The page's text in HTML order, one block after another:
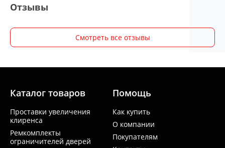
Отзывы
Смотреть все отзывы
Каталог товаров
Проставки увеличения
клиренса
Ремкомплекты
ограничителей дверей
Помощь
Как купить
О компании
Покупателям